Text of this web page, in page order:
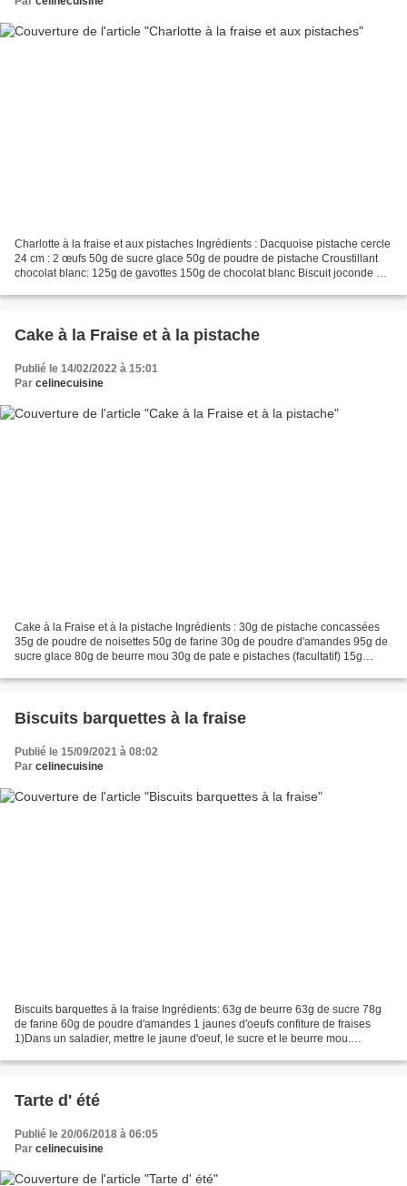
Charlotte à la fraise et aux pistaches Ingrédients : Dacquoise pistache cercle
24 cm : 2 œufs 50g de sucre glace 50g de poudre de pistache Croustillant
chocolat blanc: 125g de gavottes 150g de chocolat blanc Biscuit joconde à
Cake à la Fraise et à la pistache
Publié le 14/02/2022 à 15:01
Par celinecuisine
Cake à la Fraise et à la pistache Ingrédients : 30g de pistache concassées
35g de poudre de noisettes 50g de farine 30g de poudre d'amandes 95g de
sucre glace 80g de beurre mou 30g de pate e pistaches (facultatif) 15g
Biscuits barquettes à la fraise
Publié le 15/09/2021 à 08:02
Par celinecuisine
Biscuits barquettes à la fraise Ingrédients: 63g de beurre 63g de sucre 78g
de farine 60g de poudre d'amandes 1 jaunes d'oeufs confiture de fraises
1)Dans un saladier, mettre le jaune d'oeuf, le sucre et le beurre mou.
Tarte d' été
Publié le 20/06/2018 à 06:05
Par celinecuisine